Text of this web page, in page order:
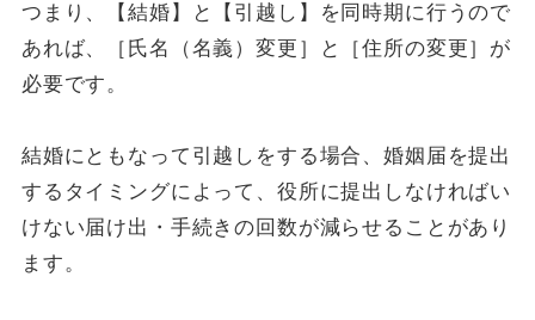
つまり、【結婚】と【引越し】を同時期に行うので
あれば、［氏名（名義）変更］と［住所の変更］が
必要です。
結婚にともなって引越しをする場合、婚姻届を提出
するタイミングによって、役所に提出しなければい
けない届け出・手続きの回数が減らせることがあり
ます。